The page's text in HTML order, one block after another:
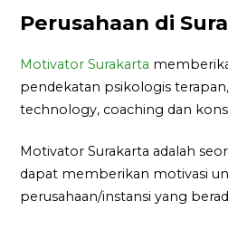
Perusahaan di
Motivator Surakarta
pendekatan psikologis
technology, coaching dan
Motivator Surakarta adalah
dapat memberikan motivasi
perusahaan/instansi yang